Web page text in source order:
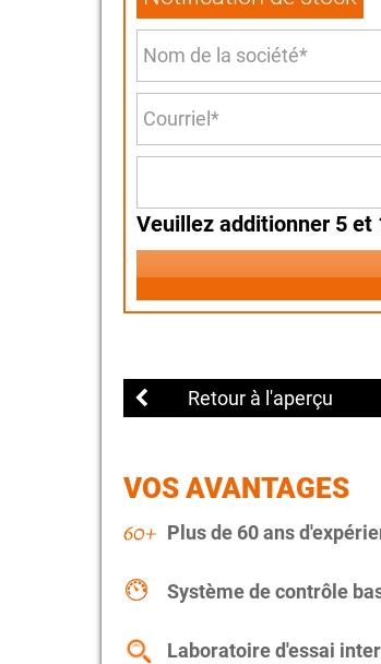
Veuillez additionner 5 et
Retour à l'aperçu
VOS AVANTAGES
Plus de 60 ans
Système de contrôle
Laboratoire d'essai